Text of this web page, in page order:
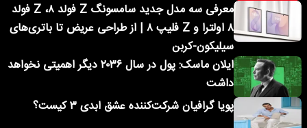
معرفی سه مدل جدید سامسونگ Z فولد ۸، Z فولد
۸ اولترا و Z فلیپ ۸ | از طراحی عریض تا باتری‌های
سیلیکون-کربن
ایلان ماسک: پول در سال ۲۰۳۶ دیگر اهمیتی نخواهد
داشت
پویا گرافیان شرکت‌کننده عشق ابدی ۳ کیست؟